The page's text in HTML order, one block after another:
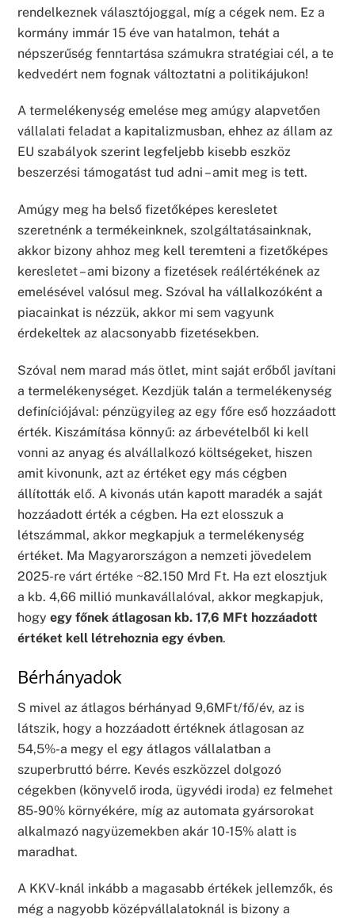
rendelkeznek választójoggal, míg a cégek nem. Ez a
kormány immár 15 éve van hatalmon, tehát a
népszerűség fenntartása számukra stratégiai cél, a te
kedvedért nem fognak változtatni a politikájukon!
A termelékenység emelése meg amúgy alapvetően
vállalati feladat a kapitalizmusban, ehhez az állam az
EU szabályok szerint legfeljebb kisebb eszköz
beszerzési támogatást tud adni – amit meg is tett.
Amúgy meg ha belső fizetőképes keresletet
szeretnénk a termékeinknek, szolgáltatásainknak,
akkor bizony ahhoz meg kell teremteni a fizetőképes
keresletet – ami bizony a fizetések reálértékének az
emelésével valósul meg. Szóval ha vállalkozóként a
piacainkat is nézzük, akkor mi sem vagyunk
érdekeltek az alacsonyabb fizetésekben.
Szóval nem marad más ötlet, mint saját erőből javítani
a termelékenységet. Kezdjük talán a termelékenység
definíciójával: pénzügyileg az egy főre eső hozzáadott
érték. Kiszámítása könnyű: az árbevételből ki kell
vonni az anyag és alvállalkozó költségeket, hiszen
amit kivonunk, azt az értéket egy más cégben
állították elő. A kivonás után kapott maradék a saját
hozzáadott érték a cégben. Ha ezt elosszuk a
létszámmal, akkor megkapjuk a termelékenység
értéket. Ma Magyarországon a nemzeti jövedelem
2025-re várt értéke ~82.150 Mrd Ft. Ha ezt elosztjuk
a kb. 4,66 millió munkavállalóval, akkor megkapjuk,
hogyegy főnekátlagosan kb.17,6 MFt hozzáadott
értéket kell létrehoznia egy évben.
Bérhányadok
S mivel az átlagos bérhányad 9,6MFt/fő/év, az is
látszik, hogy a hozzáadott értéknek átlagosan az
54,5%-a megy el egy átlagos vállalatban a
szuperbruttó bérre. Kevés eszközzel dolgozó
cégekben (könyvelő iroda, ügyvédi iroda) ez felmehet
85-90% környékére, míg az automata gyársorokat
alkalmazó nagyüzemekben akár 10-15% alatt is
maradhat.
A KKV-knál inkább a magasabb értékek jellemzők, és
még a nagyobb középvállalatoknál is bizony a